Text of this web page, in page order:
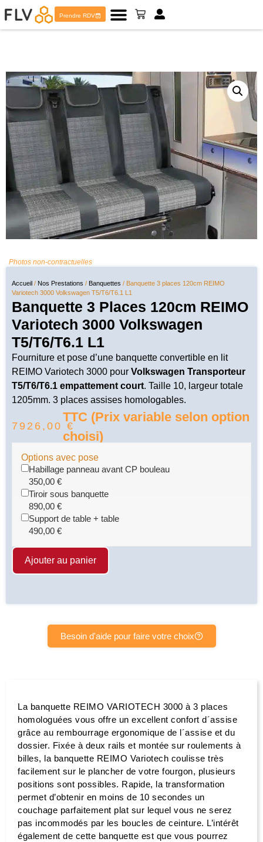
Prendre RDV
Photos non-contractuelles
Accueil / Nos Prestations / Banquettes / Banquette 3 places 120cm REIMO
Variotech 3000 Volkswagen T5/T6/T6.1 L1
Banquette 3 Places 120cm REIMO
Variotech 3000 Volkswagen
T5/T6/T6.1 L1
Fourniture et pose d’une banquette convertible en lit
REIMO Variotech 3000 pour Volkswagen Transporteur
T5/T6/T6.1 empattement court. Taille 10, largeur totale
1205mm. 3 places assises homologables.
7926,00 €
TTC (Prix variable selon option
choisi)
Options avec pose
Habillage panneau avant CP bouleau
350,00 €
Tiroir sous banquette
890,00 €
Support de table + table
490,00 €
Ajouter au panier
Besoin d'aide pour faire votre choix
La banquette REIMO VARIOTECH 3000 à 3 places
homologuées vous offre un excellent confort d´assise
grâce au rembourrage ergonomique de l´assise et du
dossier. Fixée à deux rails et montée sur roulements à
billes, la banquette REIMO Variotech coulisse très
facilement sur le plancher de votre fourgon, plusieurs
positions sont possibles. Rapide, la transformation
permet d’obtenir en moins de 10 secondes un
couchage parfaitement plat sur lequel vous ne serez
pas incommodés par les boucles de ceinture. L’intérêt
également de cette banquette est que vous pourrez